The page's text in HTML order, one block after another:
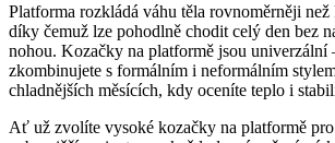
Platforma rozkládá váhu těla rovnoměrněji
díky čemuž lze pohodlně chodit celý den bez
nohou. Kozačky na platformě jsou univerzální
zkombinujete s formálním i neformálním
chladnějších měsících, kdy oceníte teplo i
Ať už zvolíte vysoké kozačky na platformě